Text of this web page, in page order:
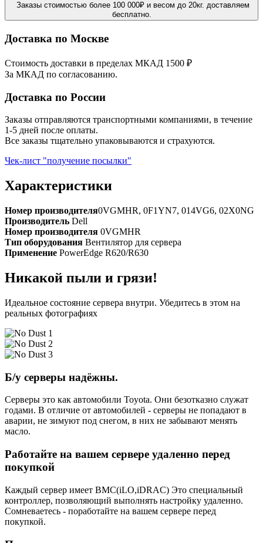
Заказы стоимостью более 100 000₽ и весом до 20кг. доставляем
бесплатно.
Доставка по Москве
Стоимость доставки в пределах МКАД 1500 ₽
За МКАД по согласованию.
Доставка по России
Заказы отправляются транспортными компаниями, в течение
1-5 дней после оплаты.
Все заказы тщательно упаковываются и страхуются.
Чек-лист "получение посылки"
Характеристики
Номер производителя0VGMHR, 0F1YN7, 014VG6, 02X0NG
Производитель Dell
Номер производителя 0VGMHR
Тип оборудования Вентилятор для сервера
Применение PowerEdge R620/R630
Никакой пыли и грязи!
Идеальное состояние сервера внутри. Убедитесь в этом на
реальных фотографиях
Б/у серверы надёжны.
Серверы это как автомобили Toyota. Они безотказно служат
годами. В отличие от автомобилей - серверы не попадают в
аварии, не зимуют под снегом, в них не забывают менять
масло.
Работайте на вашем сервере удаленно перед
покупкой
Каждый сервер имеет BMC(iLO,iDRAC) Это специальный
контроллер, позволяющий выполнять настройку удаленно.
Сомневаетесь - поработайте на вашем сервере перед
покупкой.